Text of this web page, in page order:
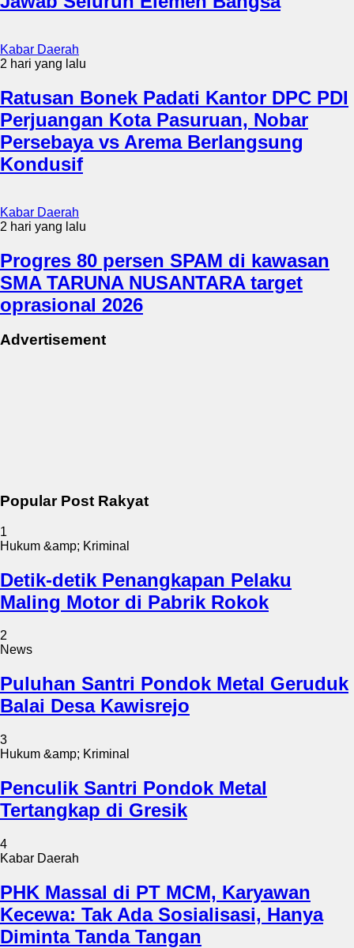
Kabar Daerah
2 hari yang lalu
Ratusan Bonek Padati Kantor DPC PDI
Perjuangan Kota Pasuruan, Nobar
Persebaya vs Arema Berlangsung
Kondusif
Kabar Daerah
2 hari yang lalu
Progres 80 persen SPAM di kawasan
SMA TARUNA NUSANTARA target
oprasional 2026
Advertisement
Popular Post Rakyat
1
Hukum &amp; Kriminal
Detik-detik Penangkapan Pelaku
Maling Motor di Pabrik Rokok
2
News
Puluhan Santri Pondok Metal Geruduk
Balai Desa Kawisrejo
3
Hukum &amp; Kriminal
Penculik Santri Pondok Metal
Tertangkap di Gresik
4
Kabar Daerah
PHK Massal di PT MCM, Karyawan
Kecewa: Tak Ada Sosialisasi, Hanya
Diminta Tanda Tangan